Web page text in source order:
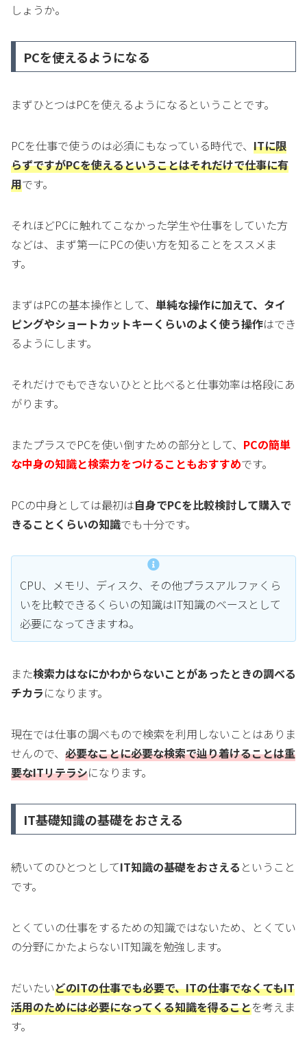
しょうか。
PCを使えるようになる
まずひとつはPCを使えるようになるということです。
PCを仕事で使うのは必須にもなっている時代で、 ITに限
らずですがPCを使えるということはそれだけで仕事に有
用です。
それほどPCに触れてこなかった学生や仕事をしていた方
などは、まず第一にPCの使い方を知ることをススメま
す。
まずはPCの基本操作として、 単純な操作に加えて、タイ
ピングやショートカットキーくらいのよく使う操作はでき
るようにします。
それだけでもできないひとと比べると仕事効率は格段にあ
がります。
またプラスでPCを使い倒すための部分として、 PCの簡単
な中身の知識と検索力をつけることもおすすめです。
PCの中身としては最初は自身でPCを比較検討して購入で
きることくらいの知識でも十分です。
CPU、メモリ、ディスク、その他プラスアルファくら
いを比較できるくらいの知識はIT知識のベースとして
必要になってきますね。
また検索力はなにかわからないことがあったときの調べる
チカラになります。
現在では仕事の調べもので検索を利用しないことはありま
せんので、 必要なことに必要な検索で辿り着けることは重
要なITリテラシになります。
IT基礎知識の基礎をおさえる
続いてのひとつとしてIT知識の基礎をおさえる ということ
です。
とくていの仕事をするための知識ではないため、とくてい
の分野にかたよらないIT知識を勉強します。
だいたいどのITの仕事でも必要で、ITの仕事でなくてもIT
活用のためには必要になってくる知識を得ることを考えま
す。